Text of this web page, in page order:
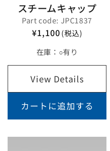
スチームキャップ
Part code: JPC1837
¥1,100(税込)
在庫： ○有り
View Details
カートに追加する